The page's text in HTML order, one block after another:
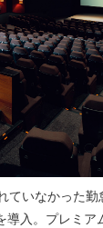
ていなかった
導入。プレミア